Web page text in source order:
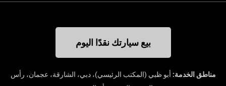
بيع سيارتك نقدًا اليوم
مناطق الخدمة: أبو ظبي (المكتب الرئيسي)، دبي، الشارقة، عجمان، رأس